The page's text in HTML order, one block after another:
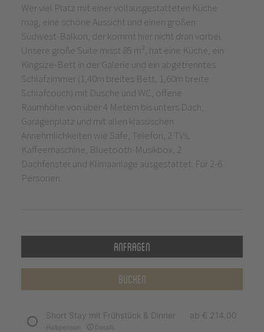
Wer viel Platz mit einer vollausgestatteten Küche
mag, eine schöne Aussicht und einen großen
Südwest-Balkon, der kommt hier nicht dran vorbei.
Unsere große Suite misst 85 m², hat eine Küche, ein
Kingsize-Bett in der Galerie und ein abgetrenntes
Schlafzimmer (1,40m breites Bett, 1,60m breite
Schlafcouch) mit Dusche und WC, offene
Raumhöhe von über 4 Metern bis unters Dach,
Garagenplatz und mit allen klassischen
Annehmlichkeiten wie Safe, Telefon, 2 TVs,
Kaffeemaschine, Bluetooth-Musikbox, 2
Dachfenster und Klimaanlage ausgestattet. Für 2-6
Personen.
Anfragen
Buchen
Short Stay mit Frühstück & Dinner
Halbpension Details
ab € 214.00